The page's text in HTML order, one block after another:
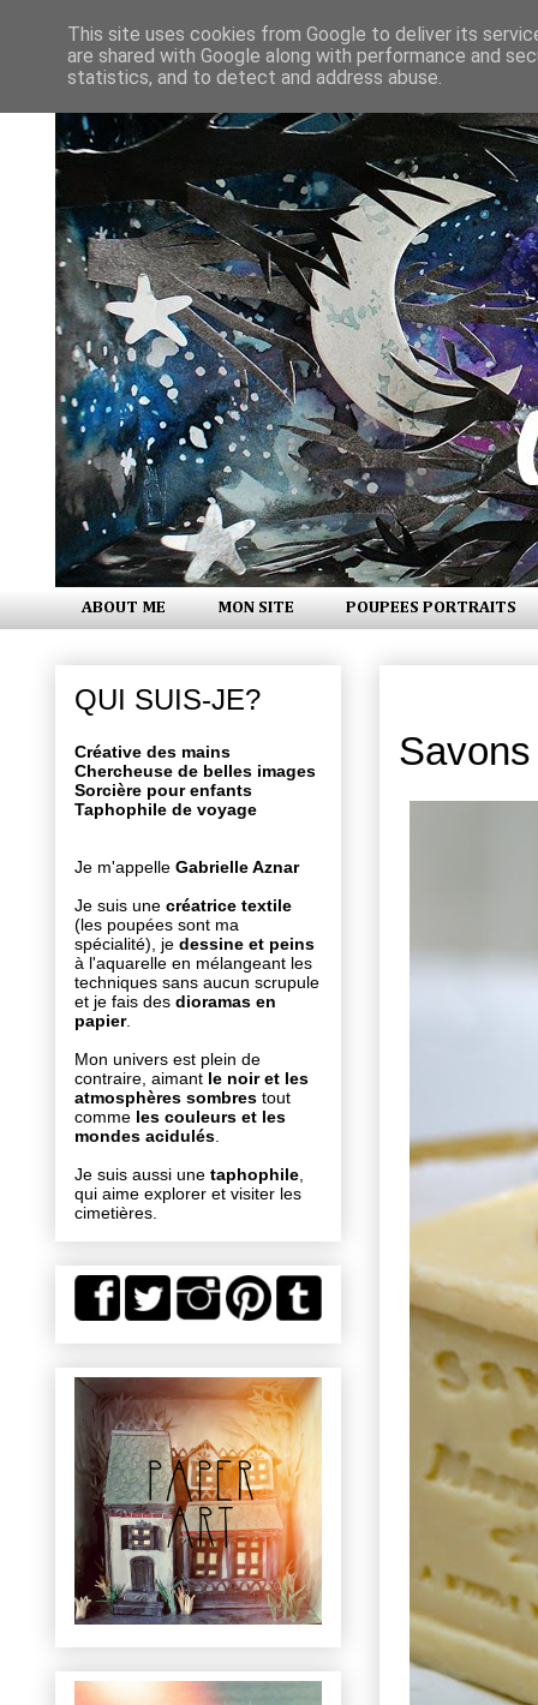
ABOUT ME MON SITE POUPEES PORTRAITS
QUI SUIS-JE?
Créative des mains
Chercheuse de belles images
Sorcière pour enfants
Taphophile de voyage
Je m'appelle Gabrielle Aznar
Je suis une créatrice textile
(les poupées sont ma
spécialité), je dessine et peins
à l'aquarelle en mélangeant les
techniques sans aucun scrupule
et je fais des dioramas en
papier.
Mon univers est plein de
contraire, aimant le noir et les
atmosphères sombres tout
comme les couleurs et les
mondes acidulés
Je suis aussi une taphophile
qui aime explorer et visiter les
cimetières.
This site uses cookies from Google to deliver its
are shared with Google along with performance and
statistics, and to detect and address abuse.